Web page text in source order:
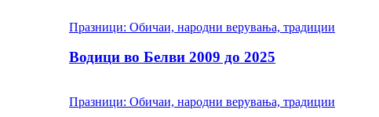
Празници: Обичаи, народни верувања, традиции
Водици во Белви 2009 до 2025
Празници: Обичаи, народни верувања, традиции